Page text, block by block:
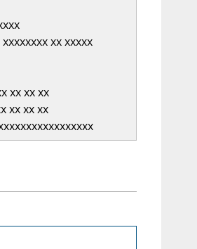
xx xxxxx
xx xx xx
xx xx xx